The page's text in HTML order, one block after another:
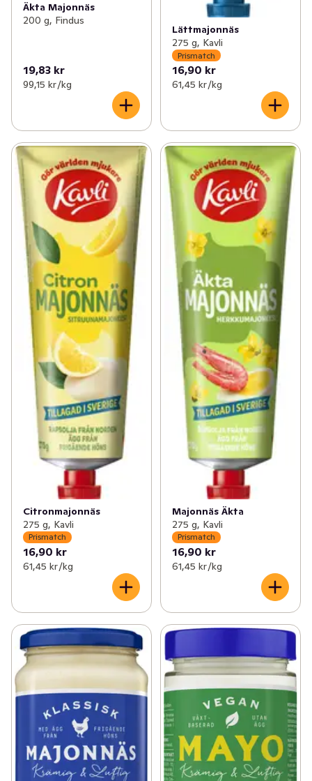
Äkta Majonnäs
200 g, Findus
19,83 kr
99,15 kr /kg
Lättmajonnäs
275 g, Kavli
Prismatch
16,90 kr
61,45 kr /kg
Citronmajonnäs
275 g, Kavli
Prismatch
16,90 kr
61,45 kr /kg
Majonnäs Äkta
275 g, Kavli
Prismatch
16,90 kr
61,45 kr /kg